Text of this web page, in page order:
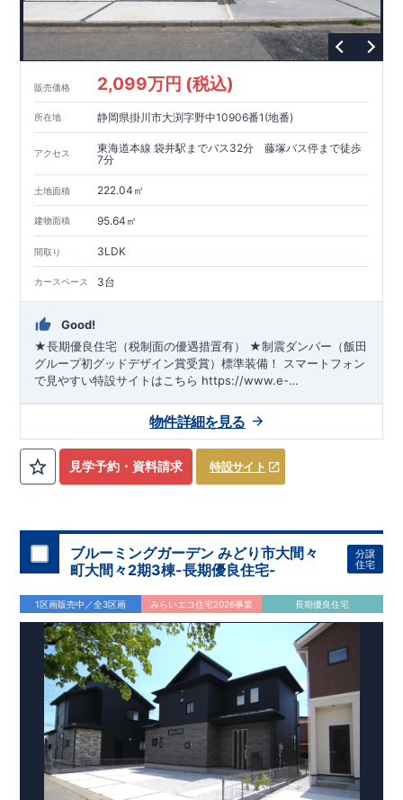
販売価格 2,099万円 (税込)
所在地 静岡県掛川市大渕字野中10906番1(地番)
アクセス
東海道本線 袋井駅までバス32分 藤塚バス停まで徒歩
7分
土地面積 222.04㎡
建物面積 95.64㎡
間取り 3LDK
カースペース 3台
Good!
★長期優良住宅（税制面の優遇措置有） ★制震ダンパー（飯田
グループ初グッドデザイン賞受賞）標準装備！ スマートフォン
で見やすい特設サイトはこちら https://www.e-
見学予約・資料請求 特設サイト
物件詳細を見る
ブルーミングガーデン みどり市大間々
町大間々2期3棟-長期優良住宅-
分譲
住宅
1区画販売中／全3区画 みらいエコ住宅2026事業 長期優良住宅